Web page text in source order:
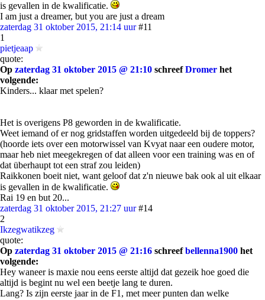
is gevallen in de kwalificatie.
I am just a dreamer, but you are just a dream
zaterdag 31 oktober 2015, 21:14 uur #11
1
pietjeaap
quote:
Op zaterdag 31 oktober 2015 @ 21:10 schreefDromer het
volgende:
Kinders... klaar met spelen?
Het is overigens P8 geworden in de kwalificatie.
Weet iemand of er nog gridstaffen worden uitgedeeld bij de toppers?
(hoorde iets over een motorwissel van Kvyat naar een oudere motor,
maar heb niet meegekregen of dat alleen voor een training was en of
dat überhaupt tot een straf zou leiden)
Raikkonen boeit niet, want geloof dat z'n nieuwe bak ook al uit elkaar
is gevallen in de kwalificatie.
Rai 19 en but 20...
zaterdag 31 oktober 2015, 21:27 uur #14
2
Ikzegwatikzeg
quote:
Op zaterdag 31 oktober 2015 @ 21:16 schreefbellenna1900 het
volgende:
Hey waneer is maxie nou eens eerste altijd dat gezeik hoe goed die
altijd is begint nu wel een beetje lang te duren.
Lang? Is zijn eerste jaar in de F1, met meer punten dan welke